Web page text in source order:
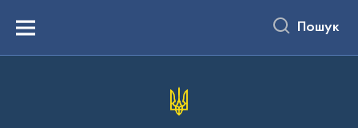
вмістуMenu Пошук